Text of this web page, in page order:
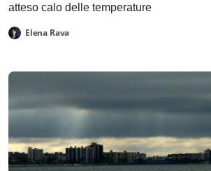
atteso calo delle temperature
Elena Rava